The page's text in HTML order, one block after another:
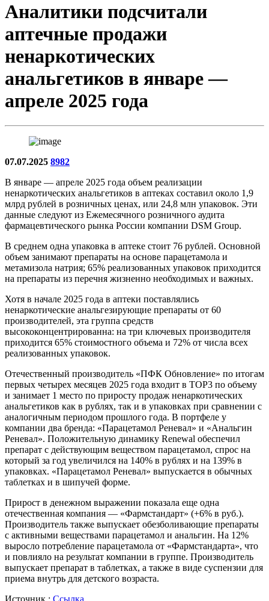
Аналитики подсчитали
аптечные продажи
ненаркотических
анальгетиков в январе —
апреле 2025 года
07.07.2025 8982
В январе — апреле 2025 года объем реализации
ненаркотических анальгетиков в аптеках составил около 1,9
млрд рублей в розничных ценах, или 24,8 млн упаковок. Эти
данные следуют из Ежемесячного розничного аудита
фармацевтического рынка России компании DSM Group.
В среднем одна упаковка в аптеке стоит 76 рублей. Основной
объем занимают препараты на основе парацетамола и
метамизола натрия; 65% реализованных упаковок приходится
на препараты из перечня жизненно необходимых и важных.
Хотя в начале 2025 года в аптеки поставлялись
ненаркотические анальгезирующие препараты от 60
производителей, эта группа средств
высококонцентрированна: на три ключевых производителя
приходится 65% стоимостного объема и 72% от числа всех
реализованных упаковок.
Отечественный производитель «ПФК Обновление» по итогам
первых четырех месяцев 2025 года входит в TOP3 по объему
и занимает 1 место по приросту продаж ненаркотических
анальгетиков как в рублях, так и в упаковках при сравнении с
аналогичным периодом прошлого года. В портфеле у
компании два бренда: «Парацетамол Реневал» и «Анальгин
Реневал». Положительную динамику Renewal обеспечил
препарат с действующим веществом парацетамол, спрос на
который за год увеличился на 140% в рублях и на 139% в
упаковках. «Парацетамол Реневал» выпускается в обычных
таблетках и в шипучей форме.
Прирост в денежном выражении показала еще одна
отечественная компания — «Фармстандарт» (+6% в руб.).
Производитель также выпускает обезболивающие препараты
с активными веществами парацетамол и анальгин. На 12%
выросло потребление парацетамола от «Фармстандарта», что
и повлияло на результат компании в группе. Производитель
выпускает препарат в таблетках, а также в виде суспензии для
приема внутрь для детского возраста.
Источник : Ссылка